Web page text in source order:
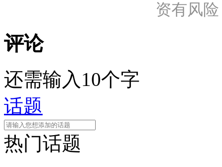
资有风
评论
还需输入10个字
话题
热门话题